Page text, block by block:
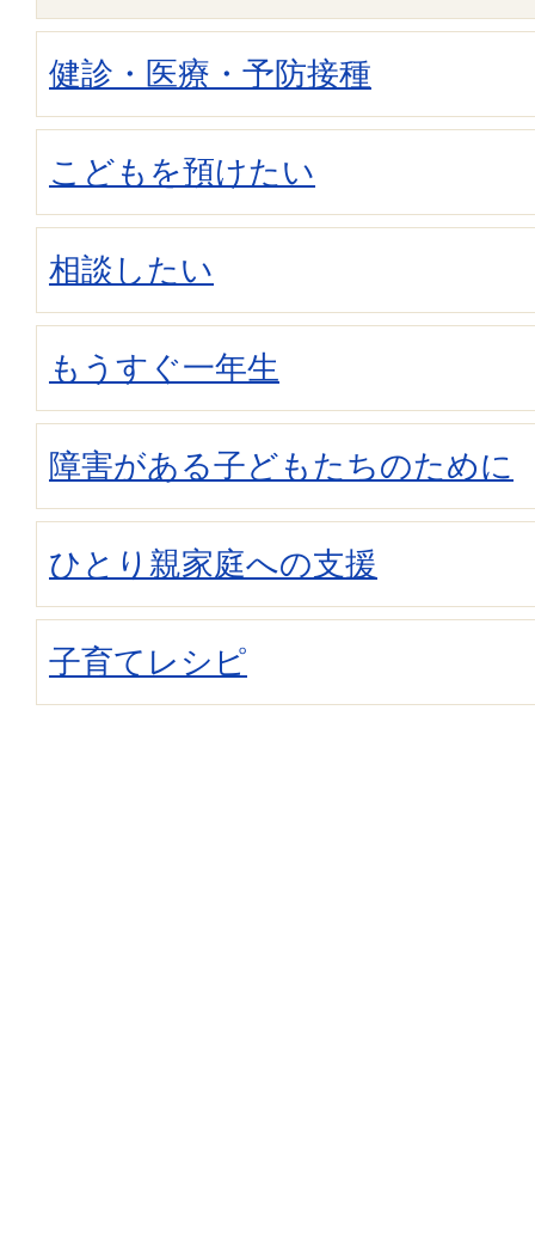
健診・医療・予防接種
こどもを預けたい
相談したい
もうすぐ一年生
障害がある子どもたちのために
ひとり親家庭への支援
子育てレシピ